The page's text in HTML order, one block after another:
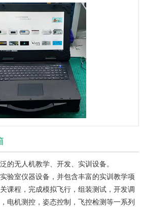
的无人机教学、开发、实训设备。
验室仪器设备，并包含丰富的实训教学项
课程，完成模拟飞行，组装测试，开发调
电机测控，姿态控制，飞控检测等一系列